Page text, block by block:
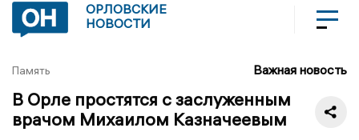
ОРЛОВСКИЕ
НОВОСТИ
Память Важная новость
В Орле простятся с заслуженным
врачом Михаилом Казначеевым